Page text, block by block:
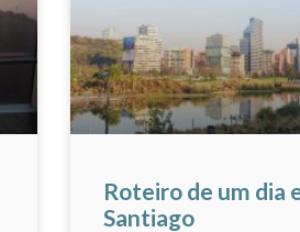
Roteiro de um dia
Santiago